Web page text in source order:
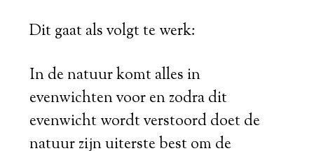
Dit gaat als volgt te werk:
In de natuur komt alles in
evenwichten voor en zodra dit
evenwicht wordt verstoord doet de
natuur zijn uiterste best om de